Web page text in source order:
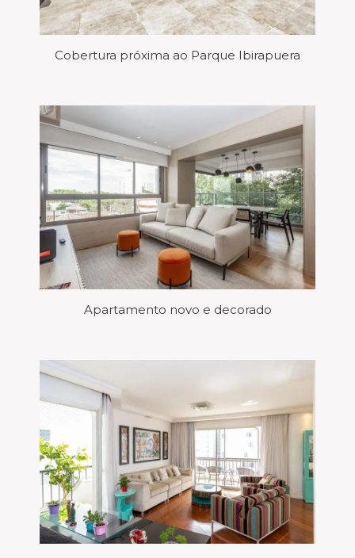
Cobertura próxima ao Parque Ibirapuera
Apartamento novo e decorado